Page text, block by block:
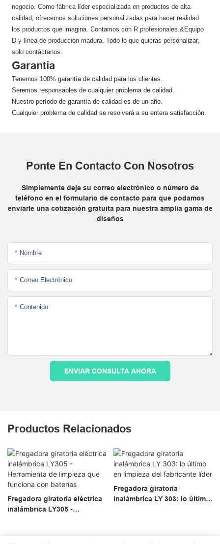
negocio. Como fábrica líder especializada en productos de alta
calidad, ofrecemos soluciones personalizadas para hacer realidad
los productos que imagina. Contamos con R profesionales.&Equipo
D y línea de producción madura. Todo lo que quieras personalizar,
solo contáctanos.
Garantía
Tenemos 100% garantía de calidad para los clientes.
Seremos responsables de cualquier problema de calidad.
Nuestro período de garantía de calidad es de un año.
Cualquier problema de calidad se resolverá a su entera satisfacción.
Ponte En Contacto Con Nosotros
Simplemente deje su correo electrónico o número de
teléfono en el formulario de contacto para que podamos
enviarle una cotización gratuita para nuestra amplia gama de
diseños
Nombre
Correo Electrónico
Contenido
ENVIAR CONSULTA AHORA
Productos Relacionados
Fregadora giratoria eléctrica
inalámbrica LY305 -
Fregadora giratoria
inalámbrica LY 303: lo último